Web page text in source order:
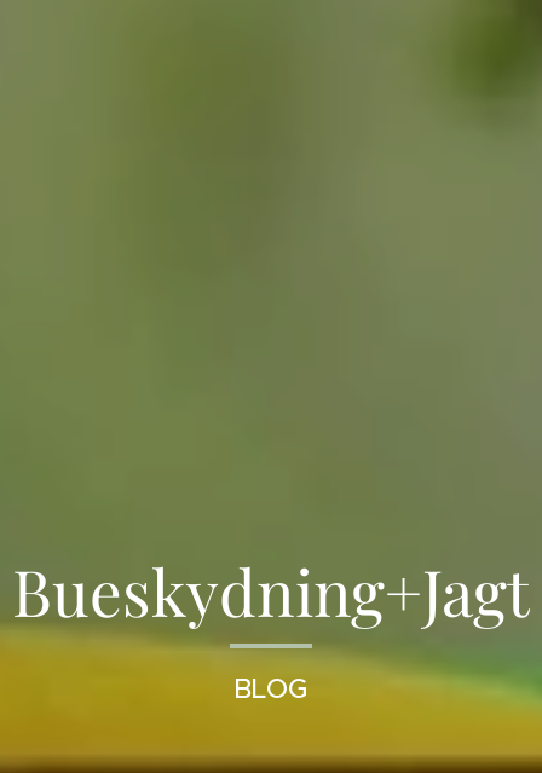
Bueskydning+Jagt
BLOG